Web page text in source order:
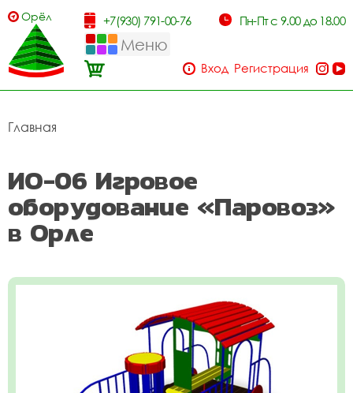
Орёл +7(930) 791-00-76 Пн-Пт с 9.00 до 18.00
Меню
Вход Регистрация
Главная
ИО-06 Игровое
оборудование «Паровоз»
в Орле